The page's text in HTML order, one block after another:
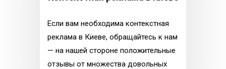
Если вам необходима контекстная
реклама в Киеве, обращайтесь к нам
— на нашей стороне положительные
отзывы от множества довольных